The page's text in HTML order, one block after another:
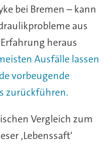
bei Bremen – kann
aus
heraus
Ausfälle lassen
vorbeugende
zurückführen.
Vergleich zum
‚Lebenssaft‘